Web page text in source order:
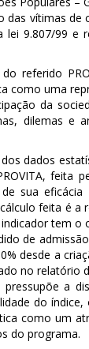
vítimas
9.807/99
referido
como uma
da
dilemas e
dados
sua
feita é
tem
de
desde a
no relatório
a
do
como um
do programa.